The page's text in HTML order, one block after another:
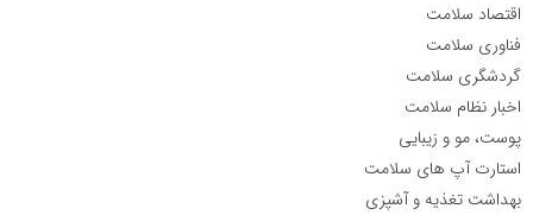
اقتصاد سلامت
فناوری سلامت
گردشگری سلامت
اخبار نظام سلامت
پوست، مو و زیبایی
استارت آپ های سلامت
بهداشت تغذیه و آشپزی